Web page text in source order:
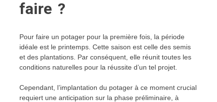
faire ?
Pour faire un potager pour la première fois, la période
idéale est le printemps. Cette saison est celle des semis
et des plantations. Par conséquent, elle réunit toutes les
conditions naturelles pour la réussite d’un tel projet.
Cependant, l’implantation du potager à ce moment crucial
requiert une anticipation sur la phase préliminaire, à